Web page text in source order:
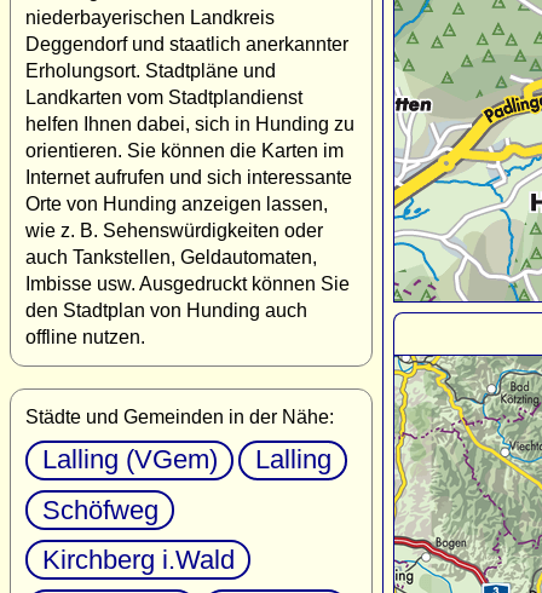
niederbayerischen Landkreis
Deggendorf und staatlich anerkannter
Erholungsort. Stadtpläne und
Landkarten vom Stadtplandienst
helfen Ihnen dabei, sich in Hunding zu
orientieren. Sie können die Karten im
Internet aufrufen und sich interessante
Orte von Hunding anzeigen lassen,
wie z. B. Sehenswürdigkeiten oder
auch Tankstellen, Geldautomaten,
Imbisse usw. Ausgedruckt können Sie
den Stadtplan von Hunding auch
offline nutzen.
Städte und Gemeinden in der Nähe:
Lalling (VGem)
Lalling
Schöfweg
Kirchberg i.Wald